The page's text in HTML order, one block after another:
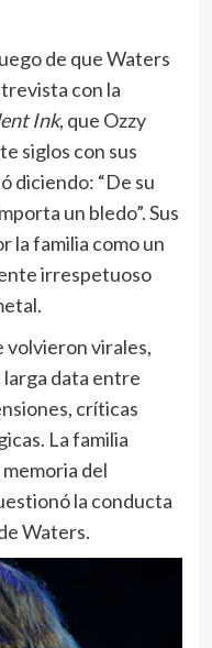
de que Waters
con la
Ink, que Ozzy
siglos con sus
diciendo: “De su
un bledo”. Sus
la familia como un
irrespetuoso
volvieron virales,
data entre
críticas
La familia
del
la conducta
Waters.